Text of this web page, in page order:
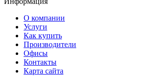
О компании
Услуги
Как купить
Производители
Офисы
Контакты
Карта сайта